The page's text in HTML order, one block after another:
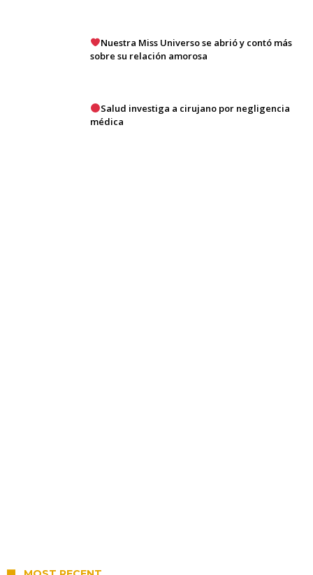
Nuestra Miss Universo se abrió y contó más
sobre su relación amorosa
Salud investiga a cirujano por negligencia
médica